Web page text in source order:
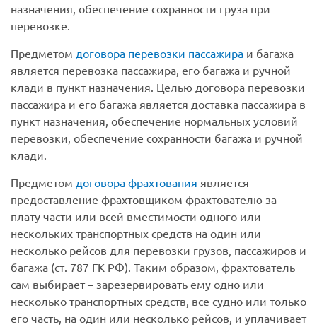
назначения, обеспечение сохранности груза при
перевозке.
Предметом договора перевозки пассажира и багажа
является перевозка пассажира, его багажа и ручной
клади в пункт назначения. Целью договора перевозки
пассажира и его багажа является доставка пассажира в
пункт назначения, обеспечение нормальных условий
перевозки, обеспечение сохранности багажа и ручной
клади.
Предметом договора фрахтования является
предоставление фрахтовщиком фрахтователю за
плату части или всей вместимости одного или
нескольких транспортных средств на один или
несколько рейсов для перевозки грузов, пассажиров и
багажа (ст. 787 ГК РФ). Таким образом, фрахтователь
сам выбирает – зарезервировать ему одно или
несколько транспортных средств, все судно или только
его часть, на один или несколько рейсов, и уплачивает